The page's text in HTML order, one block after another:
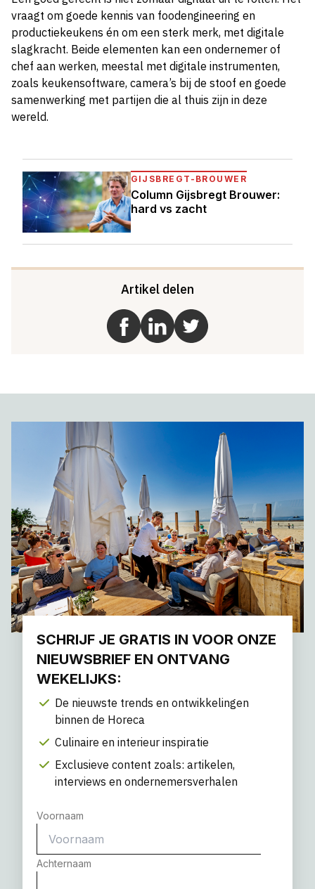
vraagt om goede kennis van foodengineering en
productiekeukens én om een sterk merk, met digitale
slagkracht. Beide elementen kan een ondernemer of
chef aan werken, meestal met digitale instrumenten,
zoals keukensoftware, camera’s bij de stoof en goede
samenwerking met partijen die al thuis zijn in deze
wereld.
GIJSBREGT-BROUWER
Column Gijsbregt Brouwer:
hard vs zacht
Artikel delen
SCHRIJF JE GRATIS IN VOOR ONZE
NIEUWSBRIEF EN ONTVANG
WEKELIJKS:
De nieuwste trends en ontwikkelingen
binnen de Horeca
Culinaire en interieur inspiratie
Exclusieve content zoals: artikelen,
interviews en ondernemersverhalen
Voornaam
Achternaam